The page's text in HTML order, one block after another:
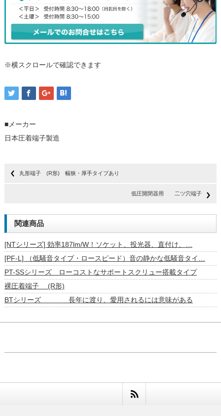
※横スクロールで確認できます
■メーカー
日本圧着端子製造
丸形端子 (R形) 幅狭・厚手タイプあり
低圧開閉器用 二ツ穴端子
関連商品
[NTシリーズ] 効率187lm/W！ソケット、投光器、直付け、…
[PF-L] （低騒音タイプ・ロースピード）音の静かな低騒音タイ…
PT-SSシリーズ ローコストなサポートスクリュー搭載タイプ
裸圧着端子 (R形)
BTシリーズ 長年に渡り、愛用されるには意味がある